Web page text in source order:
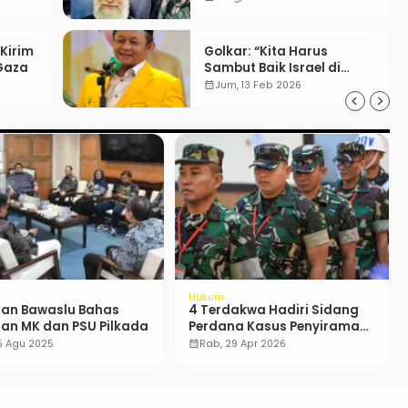
Golkar: “Kita Harus
Sambut Baik Israel di
Board of Peace”
calendar_monthJum, 13 Feb 2026
Kuliah ke Luar Negeri?
Siap Wujudkan Mulai
14 Sep 2025
Nasional
Kronologi Penemuan
Kerangka Reno dan Farhan,
Aktivis Demo Agustus
calendar_monthMing, 9 Nov 2025